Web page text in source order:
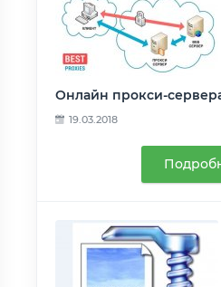
Онлайн прокси-
19.03.2018